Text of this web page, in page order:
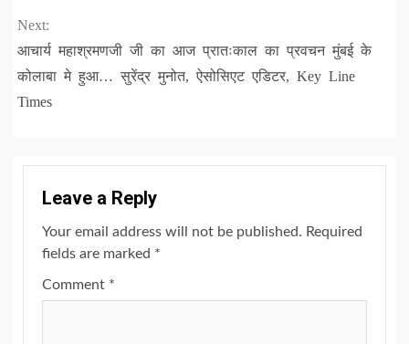
Next:
आचार्य महाश्रमणजी जी का आज प्रातःकाल का प्रवचन मुंबई के
कोलाबा मे हुआ… सुरेंद्र मुनोत, ऐसोसिएट एडिटर, Key Line
Times
Leave a Reply
Your email address will not be published. Required
fields are marked *
Comment *